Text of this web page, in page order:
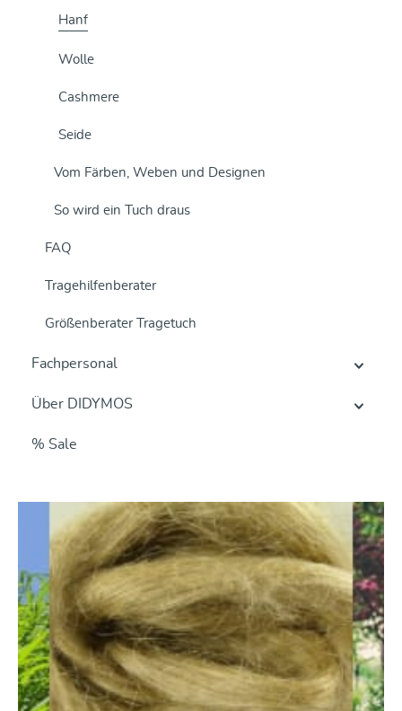
Hanf
Wolle
Cashmere
Seide
Vom Färben, Weben und Designen
So wird ein Tuch draus
FAQ
Tragehilfenberater
Größenberater Tragetuch
Fachpersonal
Über DIDYMOS
% Sale